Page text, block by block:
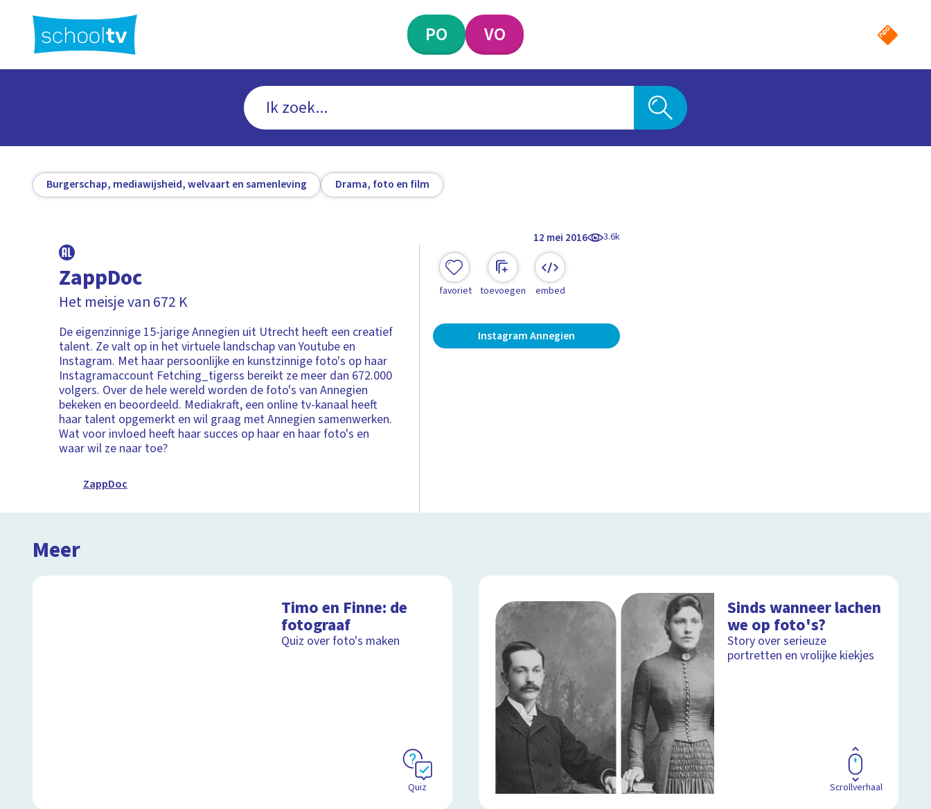
hoofdinhoud
PO VO
Burgerschap, mediawijsheid, welvaart en samenleving Drama, foto en film
12 mei 2016 3.6k
ZappDoc
Het meisje van 672 K
De eigenzinnige 15-jarige Annegien uit Utrecht heeft een creatief
talent. Ze valt op in het virtuele landschap van Youtube en
Instagram. Met haar persoonlijke en kunstzinnige foto's op haar
Instagramaccount Fetching_tigerss bereikt ze meer dan 672.000
volgers. Over de hele wereld worden de foto's van Annegien
bekeken en beoordeeld. Mediakraft, een online tv-kanaal heeft
haar talent opgemerkt en wil graag met Annegien samenwerken.
Wat voor invloed heeft haar succes op haar en haar foto's en
waar wil ze naar toe?
ZappDoc
favoriet toevoegen embed
Instagram Annegien
Meer
Timo en Finne: de
fotograaf
Quiz over foto's maken
Quiz
Sinds wanneer lachen
we op foto's?
Story over serieuze
portretten en vrolijke kiekjes
Scrollverhaal